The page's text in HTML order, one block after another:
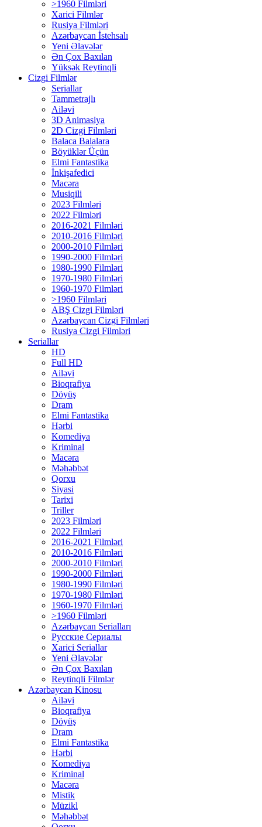
>1960 Filmləri
Xarici Filmlər
Rusiya Filmləri
Azərbaycan İstehsalı
Yeni Əlavələr
Ən Çox Baxılan
Yüksək Reytinqli
Cizgi Filmlər
Seriallar
Tammetrajlı
Ailəvi
3D Animasiya
2D Cizgi Filmləri
Balaca Balalara
Böyüklər Üçün
Elmi Fantastika
İnkişafedici
Macəra
Musiqili
2023 Filmləri
2022 Filmləri
2016-2021 Filmləri
2010-2016 Filmləri
2000-2010 Filmləri
1990-2000 Filmləri
1980-1990 Filmləri
1970-1980 Filmləri
1960-1970 Filmləri
>1960 Filmləri
ABŞ Cizgi Filmləri
Azərbaycan Cizgi Filmləri
Rusiya Cizgi Filmləri
Seriallar
HD
Full HD
Ailəvi
Bioqrafiya
Döyüş
Dram
Elmi Fantastika
Hərbi
Komediya
Kriminal
Macəra
Məhəbbət
Qorxu
Siyasi
Tarixi
Triller
2023 Filmləri
2022 Filmləri
2016-2021 Filmləri
2010-2016 Filmləri
2000-2010 Filmləri
1990-2000 Filmləri
1980-1990 Filmləri
1970-1980 Filmləri
1960-1970 Filmləri
>1960 Filmləri
Azərbaycan Serialları
Русские Сериалы
Xarici Seriallar
Yeni Əlavələr
Ən Çox Baxılan
Reytinqli Filmlər
Azərbaycan Kinosu
Ailəvi
Bioqrafiya
Döyüş
Dram
Elmi Fantastika
Hərbi
Komediya
Kriminal
Macəra
Mistik
Müzikl
Məhəbbət